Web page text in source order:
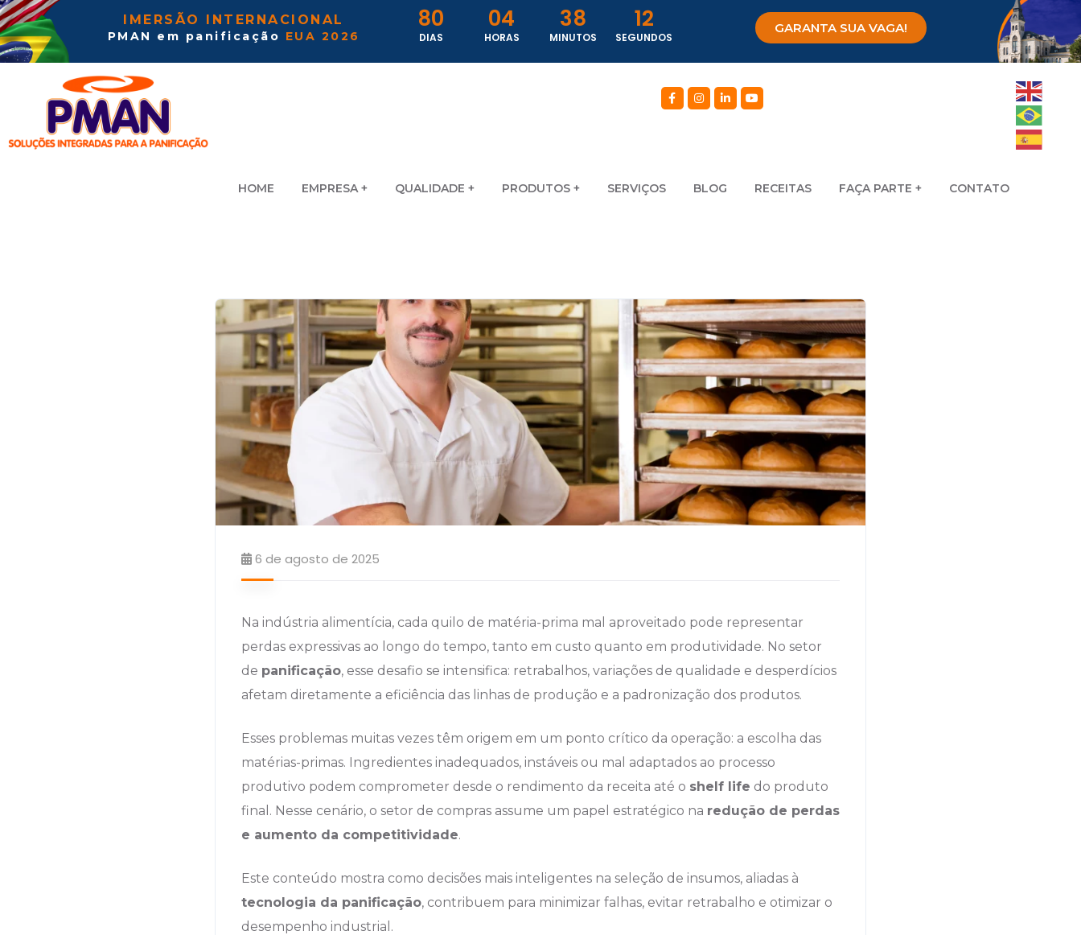
IMERSÃO INTERNACIONAL
PMAN em panificação EUA 2026
80
DIAS
04
HORAS
38
MINUTOS
11
SEGUNDOS
GARANTA SUA VAGA!
HOME EMPRESA QUALIDADE PRODUTOS SERVIÇOS BLOG RECEITAS FAÇA PARTE CONTATO
6 de agosto de 2025
Na indústria alimentícia, cada quilo de matéria-prima mal aproveitado pode representar
perdas expressivas ao longo do tempo, tanto em custo quanto em produtividade. No setor
de panificação, esse desafio se intensifica: retrabalhos, variações de qualidade e desperdícios
afetam diretamente a eficiência das linhas de produção e a padronização dos produtos.
Esses problemas muitas vezes têm origem em um ponto crítico da operação: a escolha das
matérias-primas. Ingredientes inadequados, instáveis ou mal adaptados ao processo
produtivo podem comprometer desde o rendimento da receita até o shelf life do produto
final. Nesse cenário, o setor de compras assume um papel estratégico na redução de perdas
e aumento da competitividade.
Este conteúdo mostra como decisões mais inteligentes na seleção de insumos, aliadas à
tecnologia da panificação, contribuem para minimizar falhas, evitar retrabalho e otimizar o
desempenho industrial.